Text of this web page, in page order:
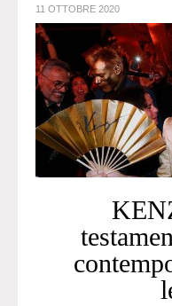
11 OTTOBRE 2020